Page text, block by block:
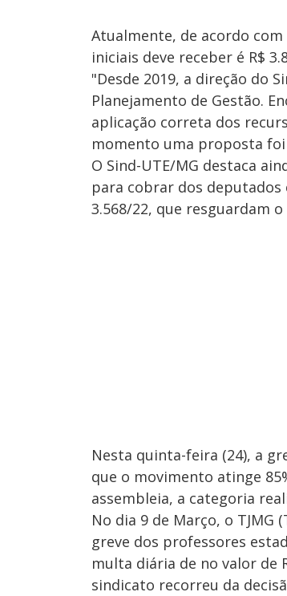
Atualmente, de acordo
iniciais deve receber é R$
"Desde 2019, a direção do
Planejamento de Gestão.
aplicação correta dos
momento uma proposta
O Sind-UTE/MG destaca
para cobrar dos deputados
3.568/22, que resguardam
Nesta quinta-feira (24), a
que o movimento atinge
assembleia, a categoria
No dia 9 de Março, o
greve dos professores
multa diária de no valor de
sindicato recorreu da